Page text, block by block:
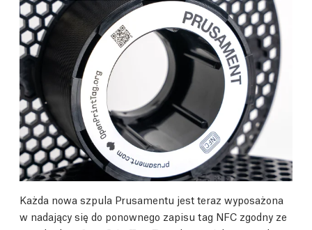
Każda nowa szpula Prusamentu jest teraz wyposażona
w nadający się do ponownego zapisu tag NFC zgodny ze